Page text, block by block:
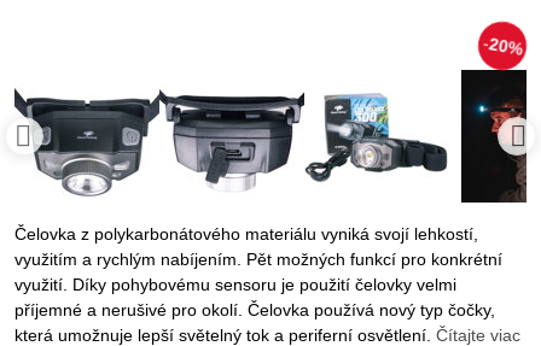
20%
Čelovka z polykarbonátového materiálu vyniká svojí lehkostí,
využitím a rychlým nabíjením. Pět možných funkcí pro konkrétní
využití. Díky pohybovému sensoru je použití čelovky velmi
příjemné a nerušivé pro okolí. Čelovka používá nový typ čočky,
která umožnuje lepší světelný tok a periferní osvětlení. Čítajte viac